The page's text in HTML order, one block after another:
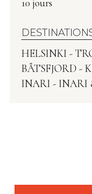
10 jours
HELSINKI -
BÅTSFJORD -
INARI - INARI